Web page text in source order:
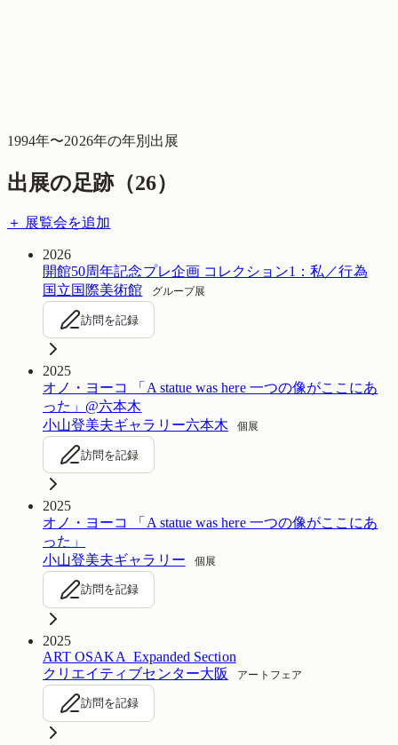
1994年〜2026年の年別出展
出展の足跡（26）
＋ 展覧会を追加
2026
開館50周年記念プレ企画 コレクション1：私／行為
国立国際美術館
グループ展
訪問を記録
2025
オノ・ヨーコ 「A statue was here 一つの像がここにあ
った」@六本木
小山登美夫ギャラリー六本木
個展
訪問を記録
2025
オノ・ヨーコ 「A statue was here 一つの像がここにあ
った」
小山登美夫ギャラリー
個展
訪問を記録
2025
ART OSAKA_Expanded Section
クリエイティブセンター大阪
アートフェア
訪問を記録